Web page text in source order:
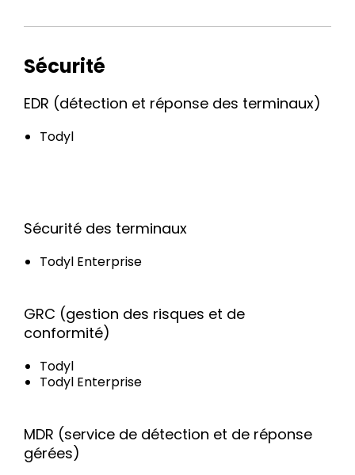
Sécurité
EDR (détection et réponse des terminaux)
Todyl
Sécurité des terminaux
Todyl Enterprise
GRC (gestion des risques et de
conformité)
Todyl
Todyl Enterprise
MDR (service de détection et de réponse
gérées)